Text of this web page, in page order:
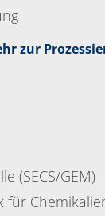
zur
(SECS/GEM)
für